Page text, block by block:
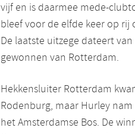
vijf en is daarmee mede-
bleef voor de elfde keer op
De laatste uitzege dateert
gewonnen van Rotterdam.
Hekkensluiter Rotterdam
Rodenburg, maar Hurley
het Amsterdamse Bos. De